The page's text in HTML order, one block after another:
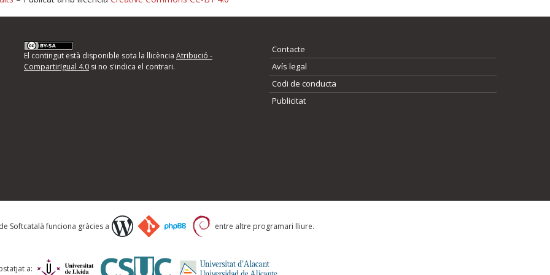
d'errors
següents i descriviu quina és la millora que
El contingut està disponible sota la llicència Atribució -
CompartirIgual 4.0si no s'indica el contrari.
Contacte
Avís legal
Codi de conducta
Publicitat
Softcatalà funciona gràcies a entre altre programari lliure.
a: